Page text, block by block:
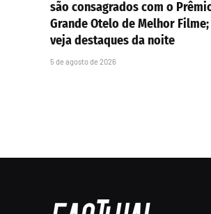
são consagrados com o
Grande Otelo de Melhor Filme;
veja destaques da noite
5 de agosto de 2026